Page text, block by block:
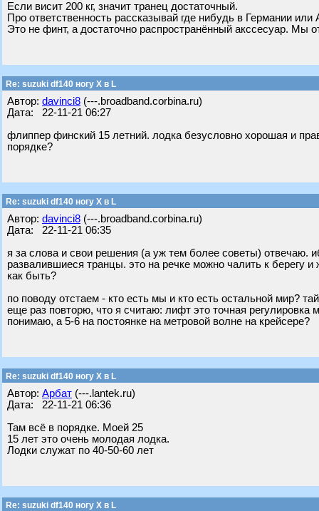
Если висит 200 кг, значит транец достаточный.
Про ответственность рассказывай где нибудь в Германии
Это не финт, а достаточно распространённый акссесуар. Мы
Re: suzuki df140 ногу X в L
Автор: davinci8 (---.broadband.corbina.ru)
Дата: 22-11-21 06:27
флиппер финский 15 летний. лодка безусловно хорошая и
порядке?
Re: suzuki df140 ногу X в L
Автор: davinci8 (---.broadband.corbina.ru)
Дата: 22-11-21 06:35
я за слова и свои решения (а уж тем более советы)
развалившиеся транцы. это на речке можно чалить к берегу
как быть?
по поводу отстаем - кто есть мы и кто есть остальной мир?
еще раз повторю, что я считаю: лифт это точная
понимаю, а 5-6 на постоянке на метровой волне на крейсере?
Re: suzuki df140 ногу X в L
Автор: Арбат (---.lantek.ru)
Дата: 22-11-21 06:36
Там всё в порядке. Моей 25
15 лет это очень молодая лодка.
Лодки служат по 40-50-60 лет
Re: suzuki df140 ногу X в L